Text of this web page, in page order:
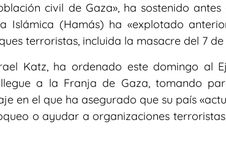
civil de Gaza», ha sostenido
Islámica (Hamás) ha «explotado
terroristas, incluida la masacre del 7 de
Katz, ha ordenado este domingo al
a la Franja de Gaza, tomando
en el que ha asegurado que su país
o ayudar a organizaciones